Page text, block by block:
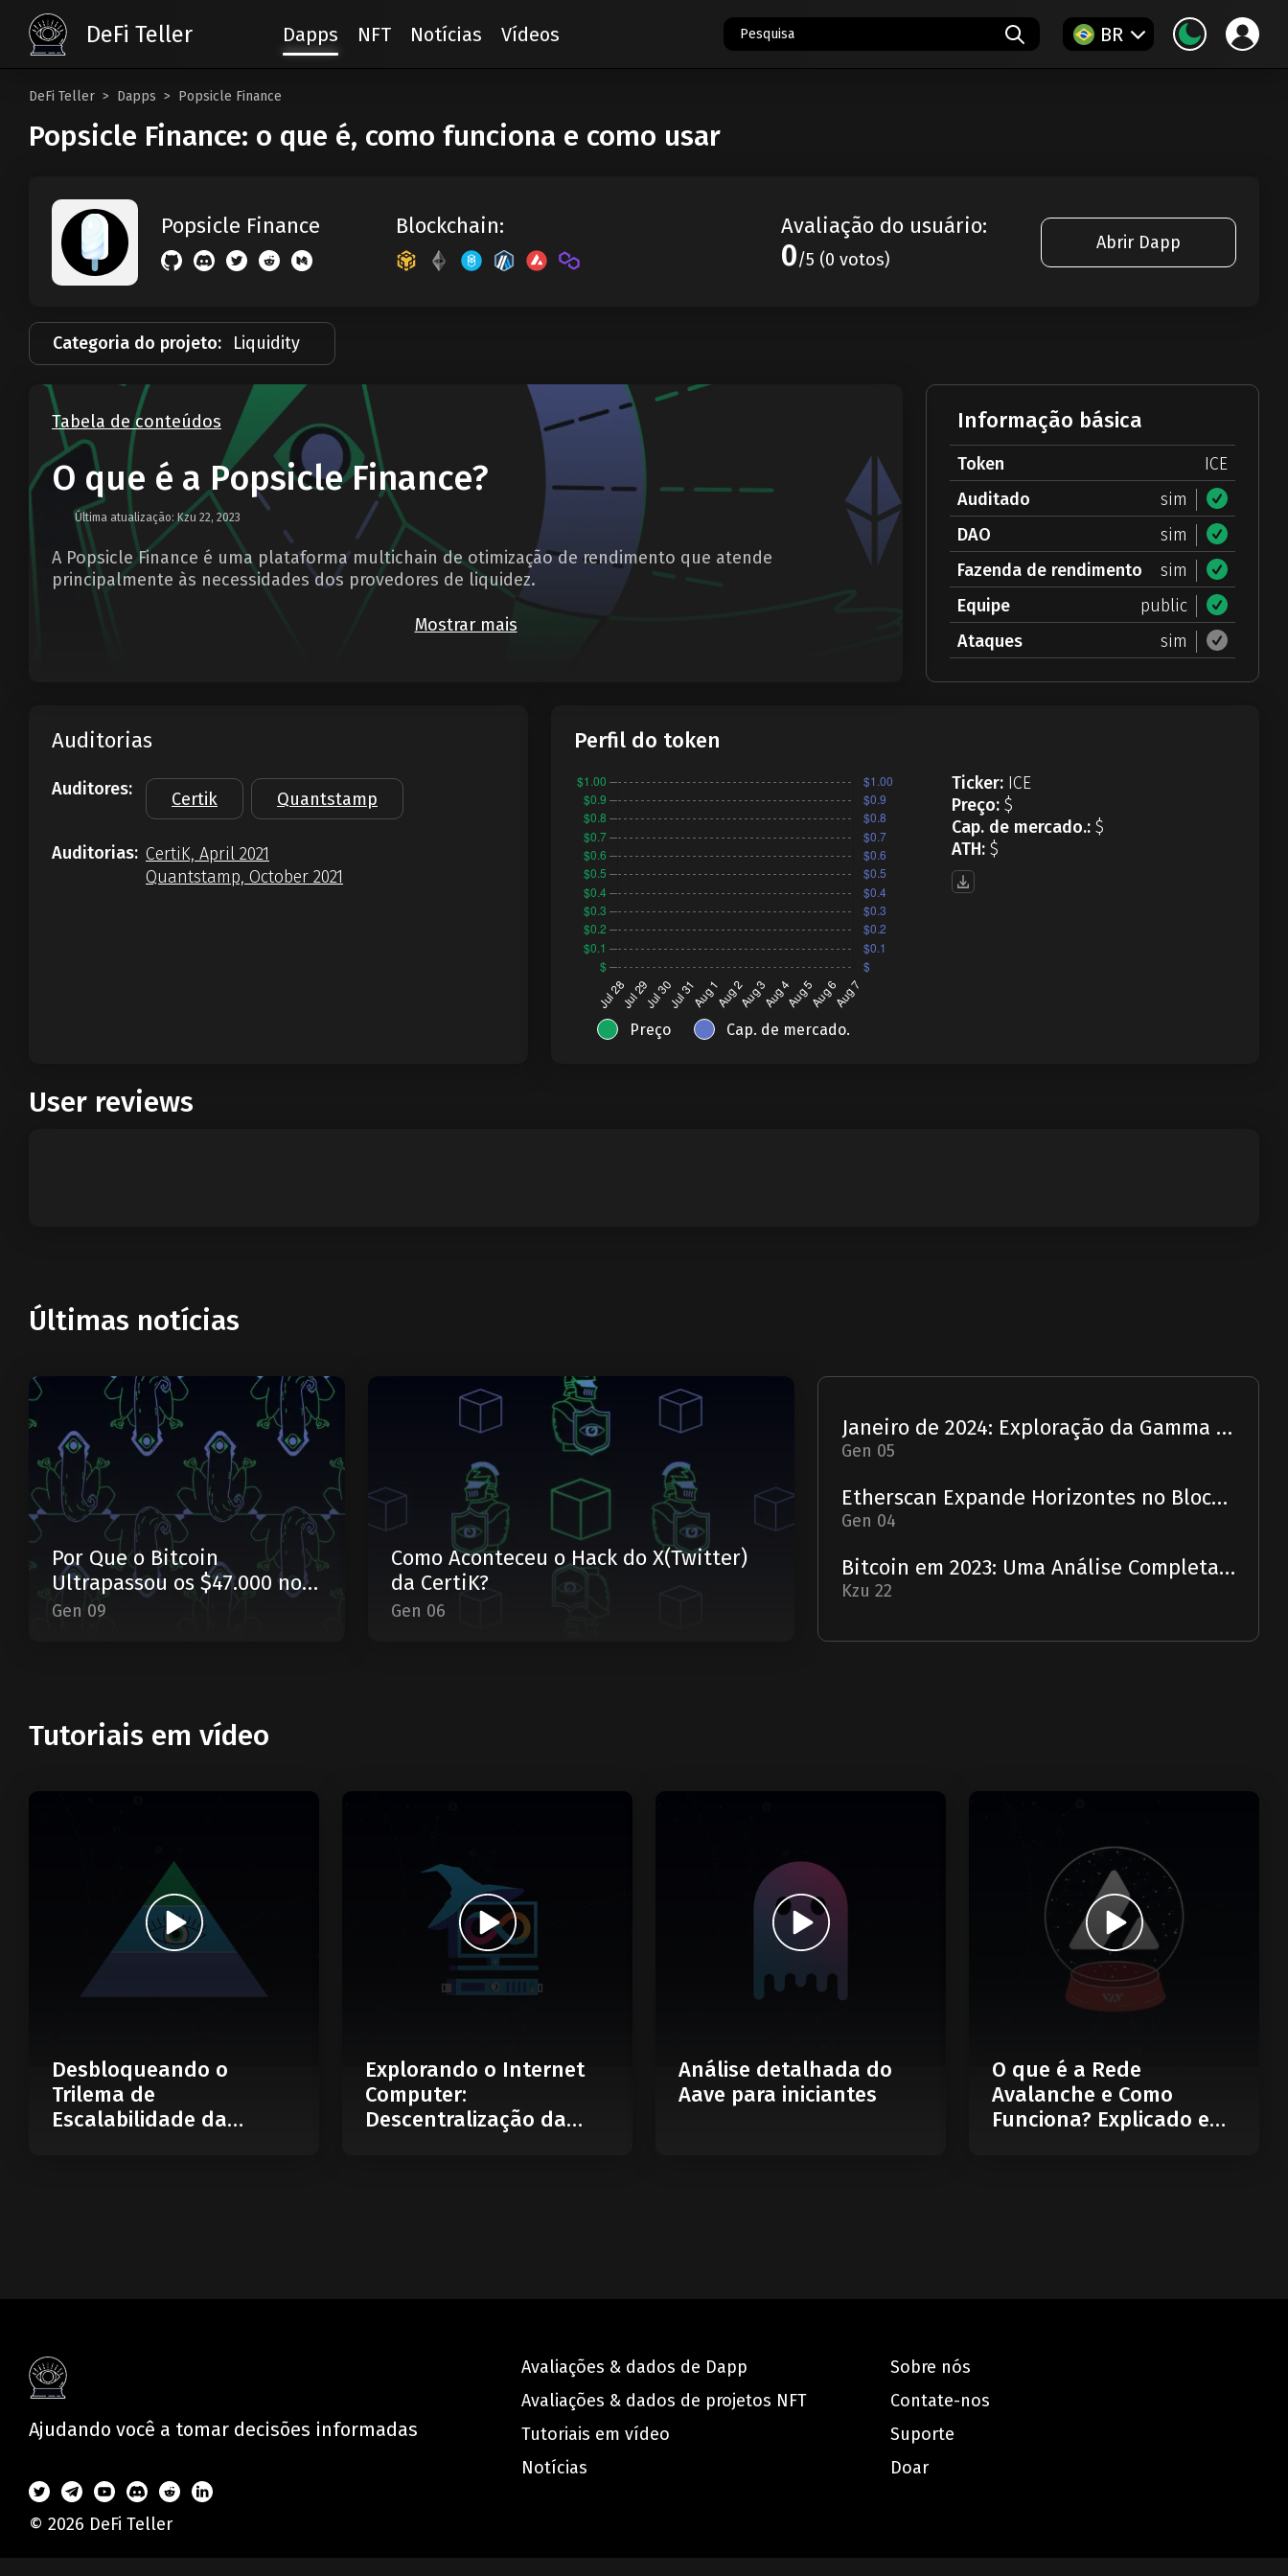
DeFi Teller Dapps Popsicle Finance
Popsicle Finance: o que é, como funciona e como usar
Popsicle Finance Blockchain: Avaliação do usuário:
0/5 (0 votos)
Abrir Dapp
Categoria do projeto: Liquidity
Tabela de conteúdos
O que é a Popsicle Finance?
Última atualização: Kzu 22, 2023
A Popsicle Finance é uma plataforma multichain de otimização de rendimento que atende
principalmente às necessidades dos provedores de liquidez.
Mostrar mais
Informação básica
Token
ICE
Auditado
sim
DAO
sim
Fazenda de rendimento
sim
Equipe
public
Ataques
sim
Auditorias
Auditores: Certik Quantstamp
Auditorias: CertiK, April 2021
Quantstamp, October 2021
Perfil do token
Preço Cap. de mercado.
Ticker: ICE
Preço: $
Cap. de mercado.: $
ATH: $
User reviews
Últimas notícias
Por Que o Bitcoin
Ultrapassou os $47.000 no
Início de Janeiro?
Gen 09
Como Aconteceu o Hack do X(Twitter)
da CertiK?
Gen 06
Janeiro de 2024: Exploração da Gamma Strategies - Um Relatório
Gen 05
Etherscan Expande Horizontes no Blockchain com Aquisição da Solscan
Gen 04
Bitcoin em 2023: Uma Análise Completa e Previsão para 2024
Kzu 22
Tutoriais em vídeo
Desbloqueando o
Trilema de
Escalabilidade da
Explorando o Internet
Computer:
Descentralização da
Análise detalhada do
Aave para iniciantes
O que é a Rede
Avalanche e Como
Funciona? Explicado em
DeFi Teller Dapps NFT Notícias Vídeos BR
Ajudando você a tomar decisões informadas
© 2026 DeFi Teller
Avaliações & dados de Dapp
Avaliações & dados de projetos NFT
Tutoriais em vídeo
Notícias
Sobre nós
Contate-nos
Suporte
Doar